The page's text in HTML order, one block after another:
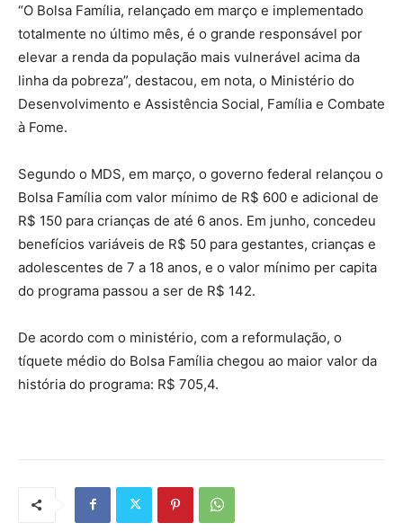
“O Bolsa Família, relançado em março e implementado
totalmente no último mês, é o grande responsável por
elevar a renda da população mais vulnerável acima da
linha da pobreza”, destacou, em nota, o Ministério do
Desenvolvimento e Assistência Social, Família e Combate
à Fome.
Segundo o MDS, em março, o governo federal relançou o
Bolsa Família com valor mínimo de R$ 600 e adicional de
R$ 150 para crianças de até 6 anos. Em junho, concedeu
benefícios variáveis de R$ 50 para gestantes, crianças e
adolescentes de 7 a 18 anos, e o valor mínimo per capita
do programa passou a ser de R$ 142.
De acordo com o ministério, com a reformulação, o
tíquete médio do Bolsa Família chegou ao maior valor da
história do programa: R$ 705,4.